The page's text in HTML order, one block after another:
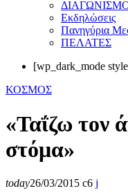
Εκδηλώσεις
Πανηγύρια
ΠΕΛΑΤΕΣ
[wp_dark_mode
ΚΟΣΜΟΣ
«Ταΐζω τον
στόμα»
today26/03/2015 6